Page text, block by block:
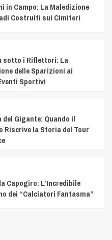
in Campo: La Maledizione
Costruiti sui Cimiteri
sotto i Riflettori: La
delle Sparizioni ai
Sportivi
del Gigante: Quando il
Riscrive la Storia del Tour
Capogiro: L’Incredibile
dei “Calciatori Fantasma”